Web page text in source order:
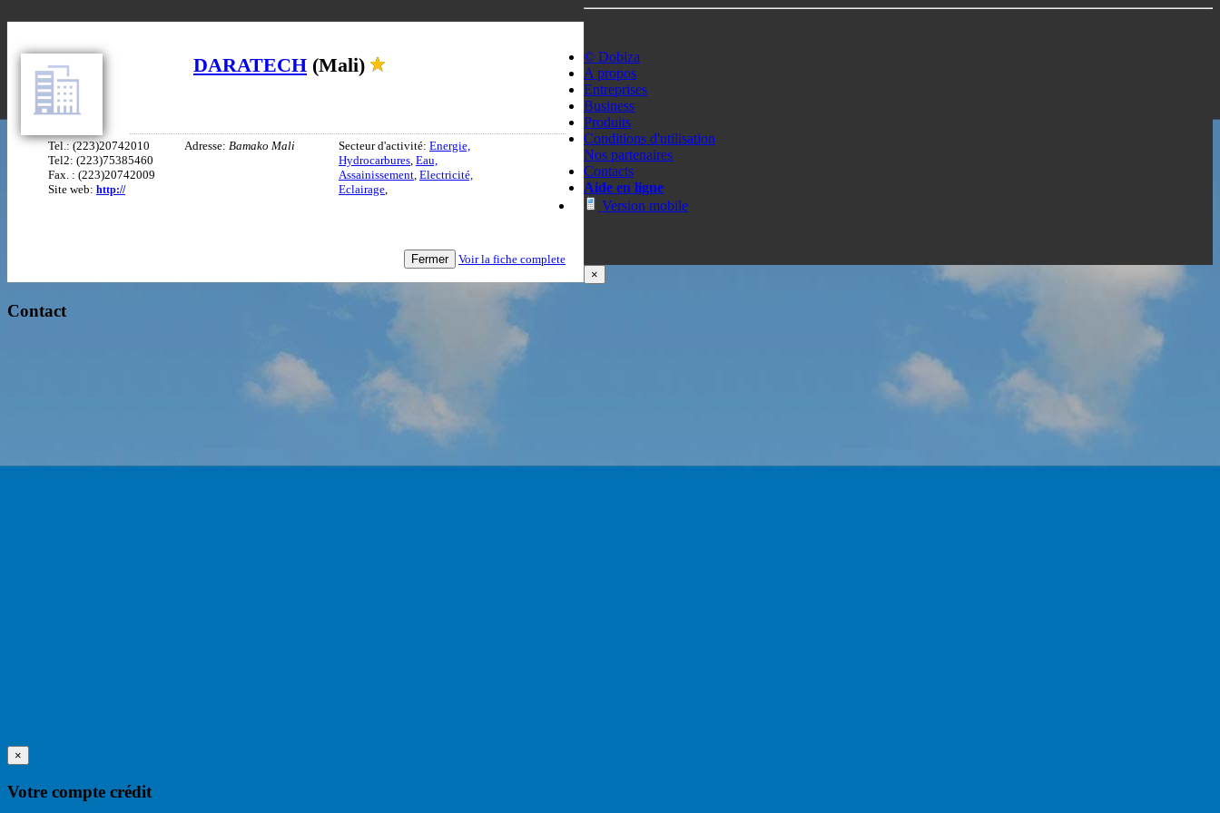
DARATECH (Mali)
Tel.: (223)20742010
Tel2: (223)75385460
Fax. : (223)20742009
Site web: http://
Adresse: Bamako Mali Secteur d'activité: Energie,
Hydrocarbures, Eau,
Assainissement, Electricité,
Eclairage,
Fermer Voir la fiche complete
© Dobiza
A propos
Entreprises
Business
Produits
Conditions d'utilisation
Nos partenaires
Contacts
Aide en ligne
Version mobile
×
Contact
×
Votre compte crédit